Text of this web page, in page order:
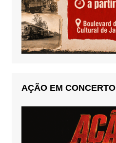
AÇÃO EM CONCERTO